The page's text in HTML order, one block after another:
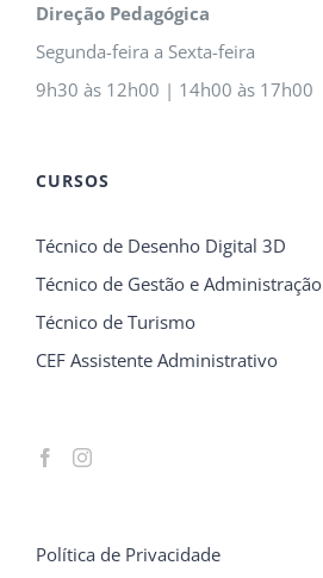
Direção Pedagógica
Segunda-feira a Sexta-feira
9h30 às 12h00 | 14h00 às 17h00
CURSOS
Técnico de Desenho Digital 3D
Técnico de Gestão e Administração
Técnico de Turismo
CEF Assistente Administrativo
Política de Privacidade